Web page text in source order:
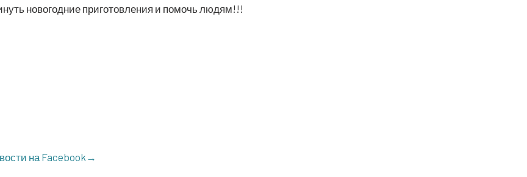
ново­год­ние при­го­тов­ле­ния и помочь людям!!!
на Facebook→